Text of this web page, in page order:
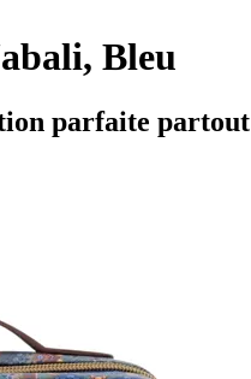
Bleu
parfaite partout